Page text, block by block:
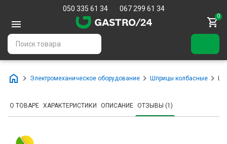
050 335 61 34 067 299 61 34
0
Электромеханическое оборудование Шприцы колбасные
О ТОВАРЕ ХАРАКТЕРИСТИКИ ОПИСАНИЕ ОТЗЫВЫ (1)